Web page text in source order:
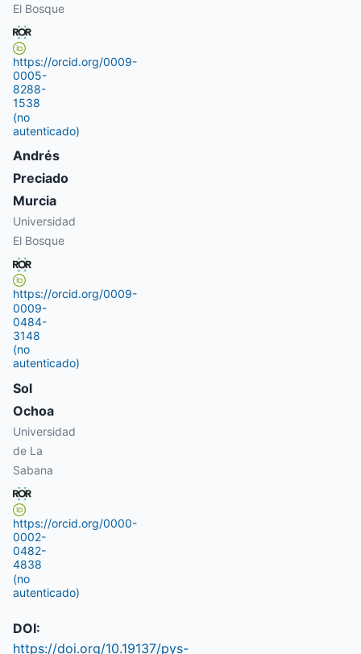
El Bosque
https://orcid.org/0009-
0005-
8288-
1538
(no
autenticado)
Andrés
Preciado
Murcia
Universidad
El Bosque
https://orcid.org/0009-
0009-
0484-
3148
(no
autenticado)
Sol
Ochoa
Universidad
de La
Sabana
https://orcid.org/0000-
0002-
0482-
4838
(no
autenticado)
DOI:
https://doi.org/10.19137/pys-